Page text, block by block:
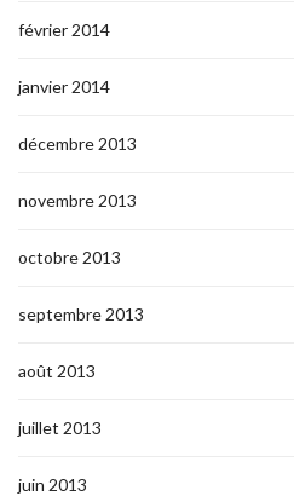
février 2014
janvier 2014
décembre 2013
novembre 2013
octobre 2013
septembre 2013
août 2013
juillet 2013
juin 2013